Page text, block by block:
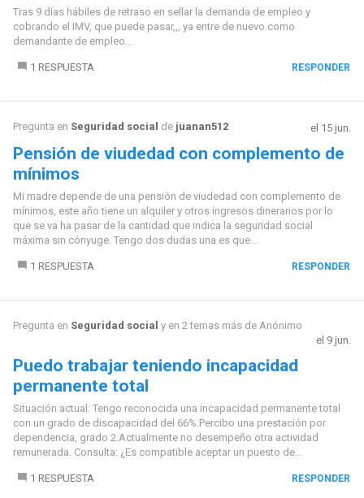
Tras 9 días hábiles de retraso en sellar la demanda de empleo y
cobrando el IMV, que puede pasar,,, ya entre de nuevo como
demandante de empleo...
1 RESPUESTA RESPONDER
Pregunta en Seguridad social de juanan512 el 15 jun.
Pensión de viudedad con complemento de
mínimos
Mi madre depende de una pensión de viudedad con complemento de
mínimos, este año tiene un alquiler y otros ingresos dinerarios por lo
que se va ha pasar de la cantidad que indica la seguridad social
máxima sin cónyuge. Tengo dos dudas una es que...
1 RESPUESTA RESPONDER
Pregunta en Seguridad social y en 2 temas más de Anónimo
el 9 jun.
Puedo trabajar teniendo incapacidad
permanente total
Situación actual: Tengo reconocida una incapacidad permanente total
con un grado de discapacidad del 66%.Percibo una prestación por
dependencia, grado 2.Actualmente no desempeño otra actividad
remunerada. Consulta: ¿Es compatible aceptar un puesto de...
1 RESPUESTA RESPONDER